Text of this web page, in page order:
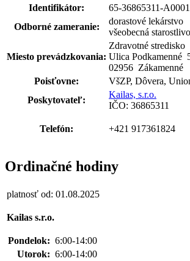
Identifikátor:
65-36865311-A0001
Odborné zameranie:
dorastové lekárstvo
všeobecná
Miesto prevádzkovania:
Zdravotné stredisko
Ulica Podkamenné
02956 Zákamenné
Poisťovne:
VšZP, Dôvera,
Poskytovateľ:
Kailas, s.r.o.
IČO: 36865311
Telefón: +421 917361824
Ordinačné hodiny
platnosť od: 01.08.2025
Kailas s.r.o.
Pondelok: 6:00-14:00
Utorok: 6:00-14:00